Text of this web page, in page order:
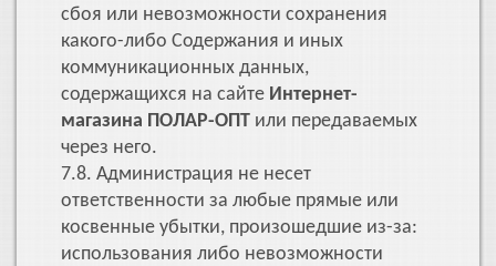
сбоя или невозможности сохранения
какого-либо Содержания и иных
коммуникационных данных,
содержащихся на сайте Интернет-
магазина ПОЛАР-ОПТ или передаваемых
через него.
7.8. Администрация не несет
ответственности за любые прямые или
косвенные убытки, произошедшие из-за:
использования либо невозможности